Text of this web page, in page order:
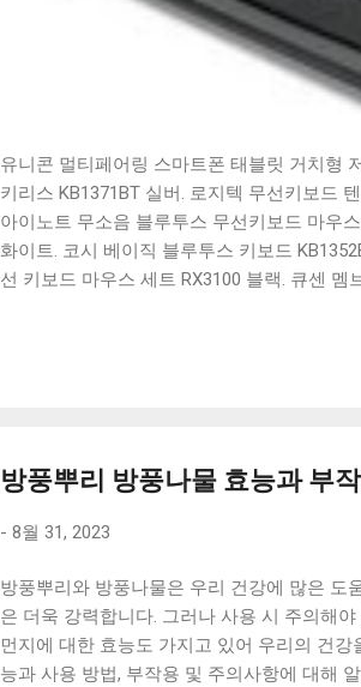
유니콘 멀티페어링 스마트폰 태블릿 거치형
키리스 KB1371BT 실버. 로지텍 무선키보드
아이노트 무소음 블루투스 무선키보드 마우
화이트. 코시 베이직 블루투스 키보드
선 키보드 마우스 세트 RX3100 블랙. 큐센
방풍뿌리 방풍나물 효능과 부
- 8월 31, 2023
방풍뿌리와 방풍나물은 우리 건강에 많은 도
은 더욱 강력합니다. 그러나 사용 시 주의해
먼지에 대한 효능도 가지고 있어 우리의 건
능과 사용 방법, 부작용 및 주의사항에 대해